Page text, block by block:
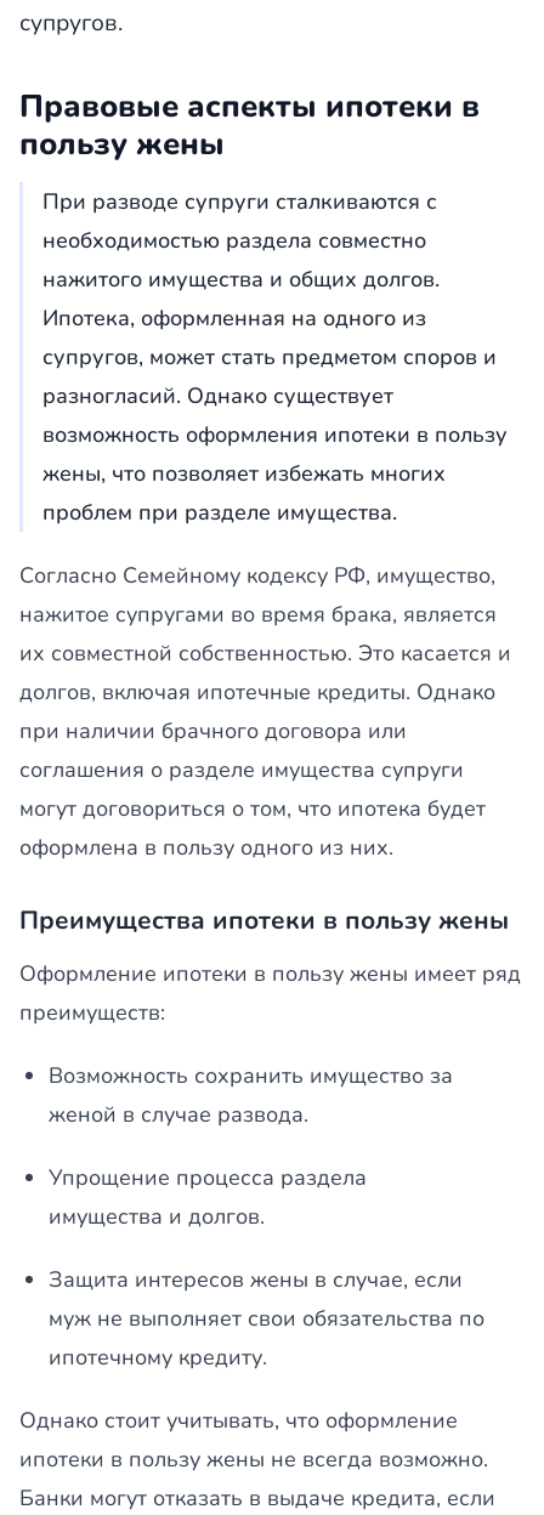
супругов.
Правовые аспекты ипотеки в
пользу жены
При разводе супруги сталкиваются с
необходимостью раздела совместно
нажитого имущества и общих долгов.
Ипотека, оформленная на одного из
супругов, может стать предметом споров и
разногласий. Однако существует
возможность оформления ипотеки в пользу
жены, что позволяет избежать многих
проблем при разделе имущества.
Согласно Семейному кодексу РФ, имущество,
нажитое супругами во время брака, является
их совместной собственностью. Это касается и
долгов, включая ипотечные кредиты. Однако
при наличии брачного договора или
соглашения о разделе имущества супруги
могут договориться о том, что ипотека будет
оформлена в пользу одного из них.
Преимущества ипотеки в пользу жены
Оформление ипотеки в пользу жены имеет ряд
преимуществ:
Возможность сохранить имущество за
женой в случае развода.
Упрощение процесса раздела
имущества и долгов.
Защита интересов жены в случае, если
муж не выполняет свои обязательства по
ипотечному кредиту.
Однако стоит учитывать, что оформление
ипотеки в пользу жены не всегда возможно.
Банки могут отказать в выдаче кредита, если